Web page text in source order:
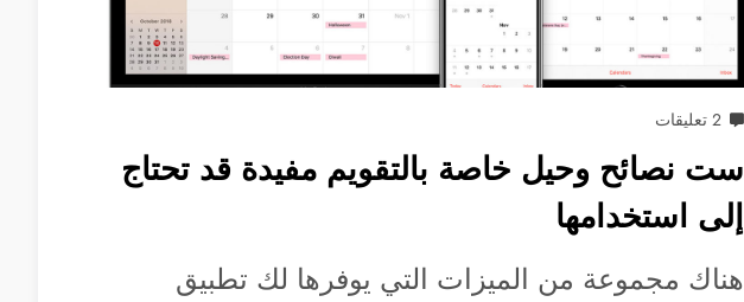
2 تعليقات
ست نصائح وحيل خاصة بالتقويم مفيدة قد تحتاج
إلى استخدامها
هناك مجموعة من الميزات التي يوفرها لك تطبيق